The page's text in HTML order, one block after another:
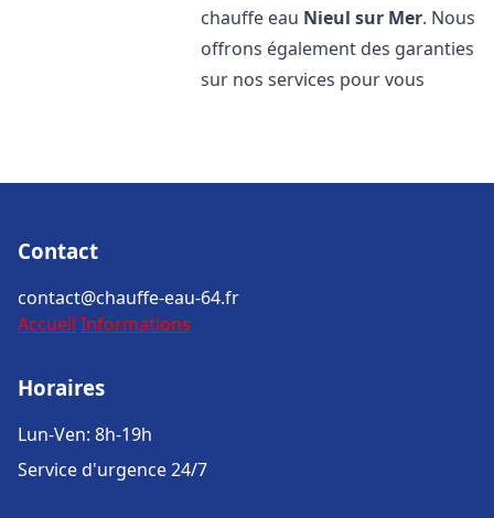
chauffe eau Nieul sur Mer. Nous
offrons également des garanties
sur nos services pour vous
Contact
contact@chauffe-eau-64.fr
Accueil Informations
Horaires
Lun-Ven: 8h-19h
Service d'urgence 24/7